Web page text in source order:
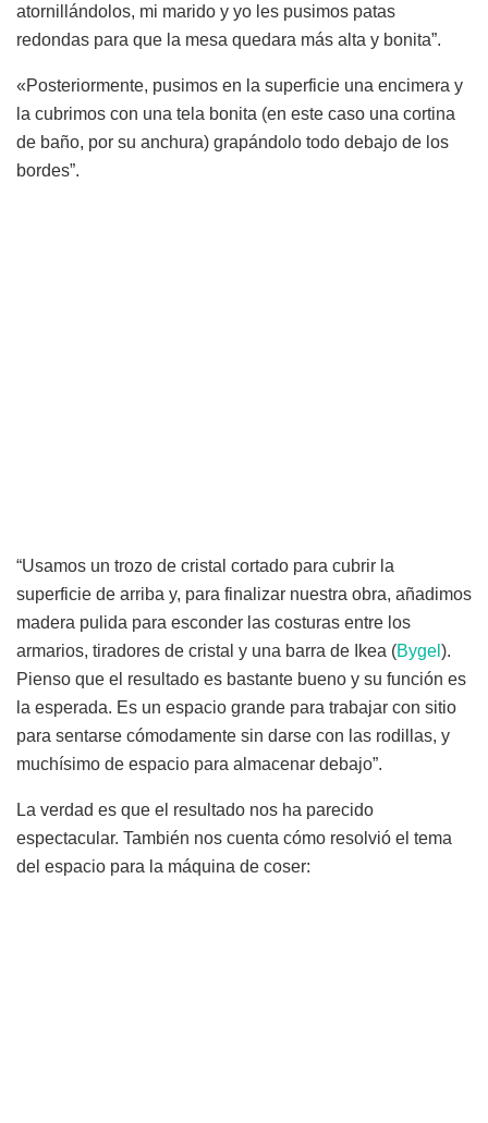
atornillándolos, mi marido y yo les pusimos patas
redondas para que la mesa quedara más alta y bonita”.
«Posteriormente, pusimos en la superficie una encimera y
la cubrimos con una tela bonita (en este caso una cortina
de baño, por su anchura) grapándolo todo debajo de los
bordes”.
“Usamos un trozo de cristal cortado para cubrir la
superficie de arriba y, para finalizar nuestra obra, añadimos
madera pulida para esconder las costuras entre los
armarios, tiradores de cristal y una barra de Ikea (Bygel ).
Pienso que el resultado es bastante bueno y su función es
la esperada. Es un espacio grande para trabajar con sitio
para sentarse cómodamente sin darse con las rodillas, y
muchísimo de espacio para almacenar debajo”.
La verdad es que el resultado nos ha parecido
espectacular. También nos cuenta cómo resolvió el tema
del espacio para la máquina de coser: